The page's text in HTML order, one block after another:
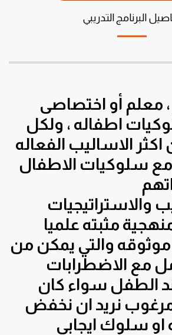
البرنامج التدريبي
معلم أو اختصاصى
اطفاله ، ولكل
الاساليب الفعاله
سلوكيات الاطفال
والاستراتيجيات
مثبته علميا
والتي يمكن من
مع الاضطرابات
الطفل سواء كان
نريد ان نخفض
سلوك ايجابي